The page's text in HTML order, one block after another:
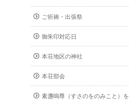
ご祈祷・出張祭
御朱印対応日
本荘地区の神社
本荘部会
素盞嗚尊（すさのをのみこと）を